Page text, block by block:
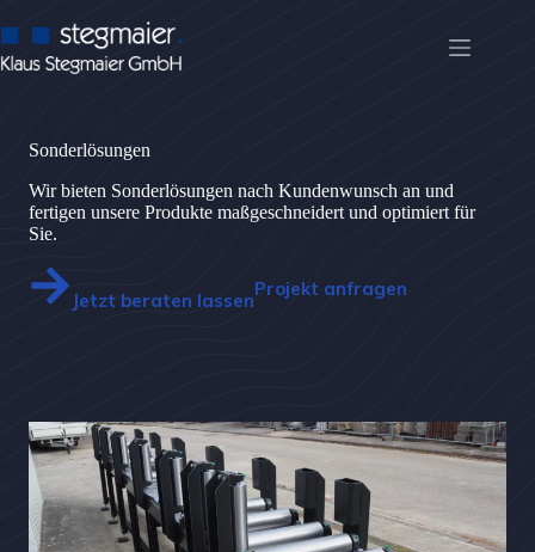
Inhalt
springen
Sonderlösungen
Sonderlösungen
Wir bieten Sonderlösungen nach Kundenwunsch an und
fertigen unsere Produkte maßgeschneidert und optimiert für
Sie.
Jetzt beraten lassen
Projekt anfragen